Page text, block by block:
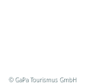
© GaPa Tourismus GmbH